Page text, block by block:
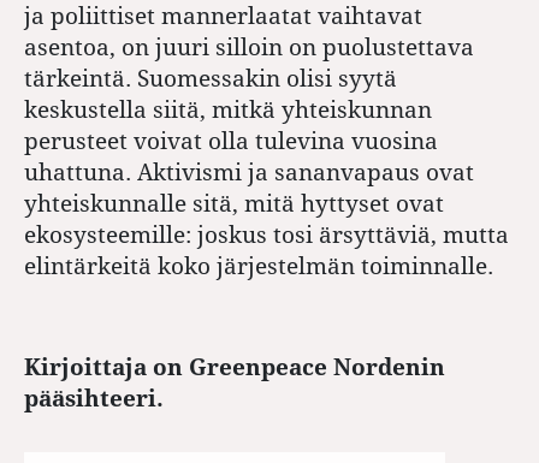
ja poliittiset mannerlaatat vaihtavat
asentoa, on juuri silloin on puolustettava
tärkeintä. Suomessakin olisi syytä
keskustella siitä, mitkä yhteiskunnan
perusteet voivat olla tulevina vuosina
uhattuna. Aktivismi ja sananvapaus ovat
yhteiskunnalle sitä, mitä hyttyset ovat
ekosysteemille: joskus tosi ärsyttäviä, mutta
elintärkeitä koko järjestelmän toiminnalle.
Kirjoittaja on Greenpeace Nordenin
pääsihteeri.